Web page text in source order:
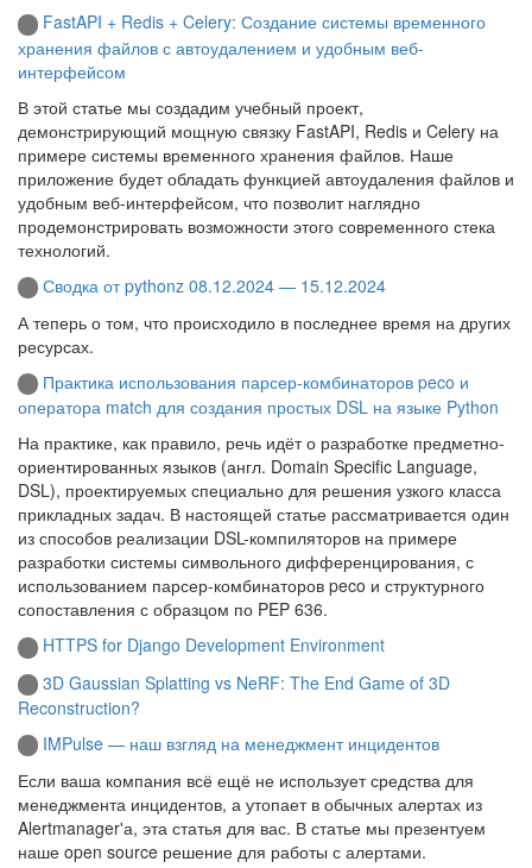
FastAPI + Redis + Celery: Создание системы временного
хранения файлов с автоудалением и удобным веб-
интерфейсом
В этой статье мы создадим учебный проект,
демонстрирующий мощную связку FastAPI, Redis и Celery на
примере системы временного хранения файлов. Наше
приложение будет обладать функцией автоудаления файлов и
удобным веб-интерфейсом, что позволит наглядно
продемонстрировать возможности этого современного стека
технологий.
Сводка от pythonz 08.12.2024 — 15.12.2024
А теперь о том, что происходило в последнее время на других
ресурсах.
Практика использования парсер-комбинаторов peco и
оператора match для создания простых DSL на языке Python
На практике, как правило, речь идёт о разработке предметно-
ориентированных языков (англ. Domain Specific Language,
DSL), проектируемых специально для решения узкого класса
прикладных задач. В настоящей статье рассматривается один
из способов реализации DSL-компиляторов на примере
разработки системы символьного дифференцирования, с
использованием парсер-комбинаторов peco и структурного
сопоставления с образцом по PEP 636.
HTTPS for Django Development Environment
3D Gaussian Splatting vs NeRF: The End Game of 3D
Reconstruction?
IMPulse — наш взгляд на менеджмент инцидентов
Если ваша компания всё ещё не использует средства для
менеджмента инцидентов, а утопает в обычных алертах из
Alertmanager'а, эта статья для вас. В статье мы презентуем
наше open source решение для работы с алертами.